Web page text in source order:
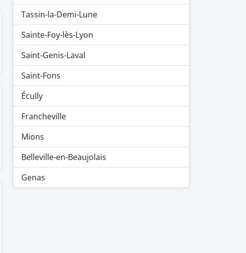
Tassin-la-Demi-Lune
Sainte-Foy-lès-Lyon
Saint-Genis-Laval
Saint-Fons
Écully
Francheville
Mions
Belleville-en-Beaujolais
Genas